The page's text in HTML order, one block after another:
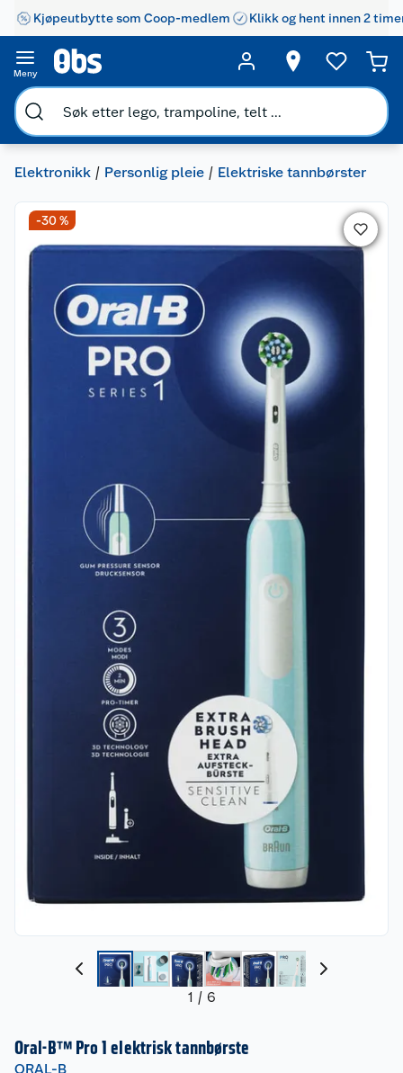
Kjøpeutbytte som Coop-medlem Klikk og hent innen 2
Meny
Elektronikk Personlig pleie Elektriske tannbørster
1 / 6
-30 %
Oral-B™ Pro 1 elektrisk tannbørste
ORAL-B